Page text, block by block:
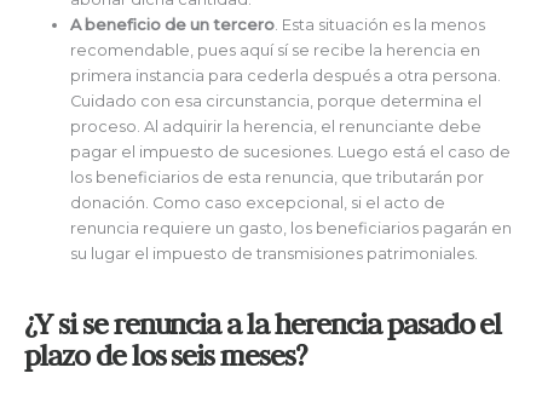
A beneficio de un tercero . Esta situación es la menos
recomendable, pues aquí sí se recibe la herencia en
primera instancia para cederla después a otra persona.
Cuidado con esa circunstancia, porque determina el
proceso. Al adquirir la herencia, el renunciante debe
pagar el impuesto de sucesiones. Luego está el caso de
los beneficiarios de esta renuncia, que tributarán por
donación. Como caso excepcional, si el acto de
renuncia requiere un gasto, los beneficiarios pagarán en
su lugar el impuesto de transmisiones patrimoniales.
¿Y si se renuncia a la herencia pasado el
plazo de los seis meses?